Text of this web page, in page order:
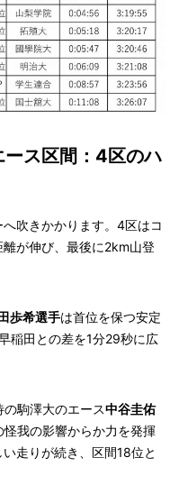
ス区間：4区のハ
吹きかかります。4区はコ
が伸び、最後に2km山登
歩希選手は首位を保つ安定
稲田との差を1分29秒に広
駒澤大のエース中谷圭佑
我の影響からか力を発揮
走りが続き、区間18位と